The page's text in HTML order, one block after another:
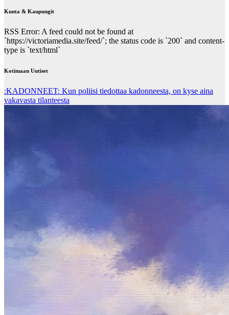
Kunta & Kaupungit
RSS Error: A feed could not be found at
`https://victoriamedia.site/feed/`; the status code is `200` and content-
type is `text/html`
Kotimaan Uutiset
:KADONNEET: Kun poliisi tiedottaa kadonneesta, on kyse aina
vakavasta tilanteesta